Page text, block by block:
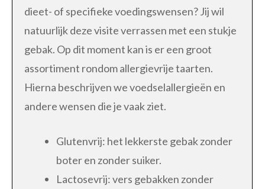
dieet- of specifieke voedingswensen? Jij wil
natuurlijk deze visite verrassen met een stukje
gebak. Op dit moment kan is er een groot
assortiment rondom allergievrije taarten.
Hierna beschrijven we voedselallergieën en
andere wensen die je vaak ziet.
Glutenvrij: het lekkerste gebak zonder
boter en zonder suiker.
Lactosevrij: vers gebakken zonder